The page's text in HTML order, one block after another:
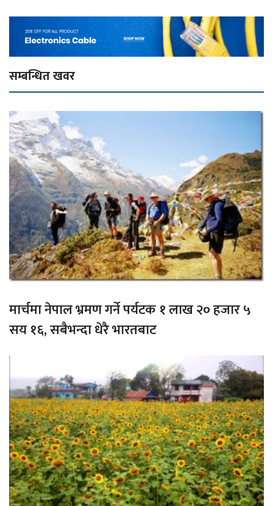
सम्बन्धित खवर
मार्चमा नेपाल भ्रमण गर्ने पर्यटक १ लाख २० हजार ५
सय १६, सबैभन्दा धेरै भारतबाट